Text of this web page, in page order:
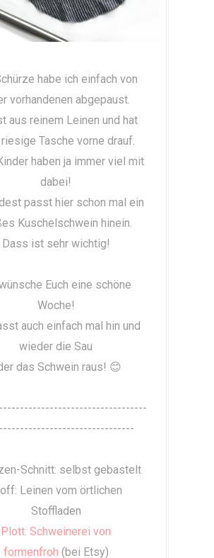
habe ich einfach von
vorhandenen abgepaust.
aus reinem Leinen und hat
Tasche vorne drauf.
haben ja immer viel mit
dabei!
passt hier schon mal ein
Kuschelschwein hinein.
Dass ist sehr wichtig!
Euch eine schöne
Woche!
auch einfach mal hin und
wieder die Sau
das Schwein raus! 😊
Schnitt: selbst gebastelt
Leinen vom örtlichen
Stoffladen
Plott: Schweinerei von
formenfroh (bei Etsy)